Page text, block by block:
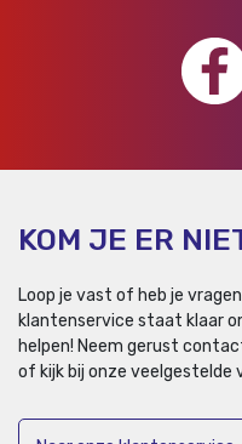
KOM JE ER
Loop je vast of heb je
klantenservice staat klaar
helpen! Neem gerust
of kijk bij onze veelgestelde